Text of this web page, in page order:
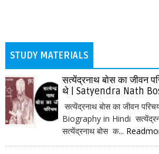
STUDY MATERIALS
सत्येंद्रनाथ बोस का जीवन
थे | Satyendra Nath
सत्येंद्रनाथ बोस का जीवन
Biography in Hindi
सत्येंद्रनाथ बोस क...